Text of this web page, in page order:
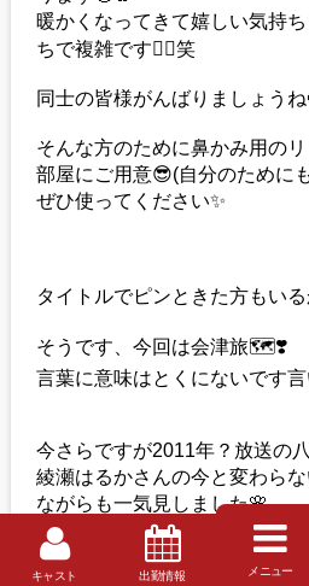
キャスト 出勤情報 メニュー
暖かくなってきて嬉しい気持
ちで複雑です😵‍💫笑
同士の皆様がんばりましょうね
そんな方のために鼻かみ用の
部屋にご用意😎(自分のために
ぜひ使ってください✨️
タイトルでピンときた方もい
そうです、今回は会津旅🗺❣️
言葉に意味はとくにないです
今さらですが2011年？放送の
綾瀬はるかさんの今と変わら
ながらも一気見しました🌸